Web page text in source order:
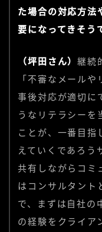
た場合の対応方法
要になってきそう
（坪田さん）継続
「不審なメール
事後対応が適切に
うなリテラシーを
ことが、一番目指
えていくであろう
共有しながらコミ
はコンサルタント
で、まずは自社の
の経験をクライア